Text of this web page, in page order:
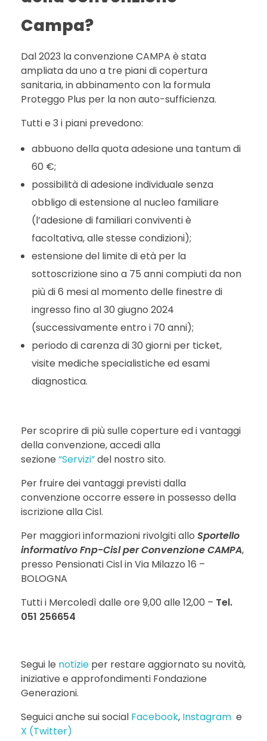
Campa?
Dal 2023 la convenzione CAMPA è stata
ampliata da uno a tre piani di copertura
sanitaria, in abbinamento con la formula
Proteggo Plus per la non auto-sufficienza.
Tutti e 3 i piani prevedono:
abbuono della quota adesione una tantum di
60 €;
possibilità di adesione individuale senza
obbligo di estensione al nucleo familiare
(l’adesione di familiari conviventi è
facoltativa, alle stesse condizioni);
estensione del limite di età per la
sottoscrizione sino a 75 anni compiuti da non
più di 6 mesi al momento delle finestre di
ingresso fino al 30 giugno 2024
(successivamente entro i 70 anni);
periodo di carenza di 30 giorni per ticket,
visite mediche specialistiche ed esami
diagnostica.
Per scoprire di più sulle coperture ed i vantaggi
della convenzione, accedi alla
sezione “Servizi”del nostro sito.
Per fruire dei vantaggi previsti dalla
convenzione occorre essere in possesso della
iscrizione alla Cisl.
Per maggiori informazioni rivolgiti allo Sportello
informativo Fnp-Cisl per Convenzione CAMPA,
presso Pensionati Cisl in Via Milazzo 16 –
BOLOGNA
Tutti i Mercoledì dalle ore 9,00 alle 12,00 – Tel.
051 256654
Segui le notizie per restare aggiornato su novità,
iniziative e approfondimenti Fondazione
Generazioni.
Seguici anche sui social Facebook, Instagram e
X (Twitter)